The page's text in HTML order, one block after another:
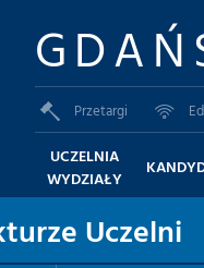
Przetargi
UCZELNIA
WYDZIAŁY
Uczelni